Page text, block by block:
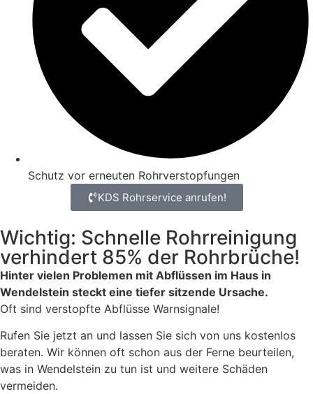
Schutz vor erneuten Rohrverstopfungen
KDS Rohrservice anrufen!
Wichtig: Schnelle Rohrreinigung
verhindert 85% der Rohrbrüche!
Hinter vielen Problemen mit Abflüssen im Haus in
Wendelstein steckt eine tiefer sitzende Ursache.
Oft sind verstopfte Abflüsse Warnsignale!
Rufen Sie jetzt an und lassen Sie sich von uns kostenlos
beraten. Wir können oft schon aus der Ferne beurteilen,
was in Wendelstein zu tun ist und weitere Schäden
vermeiden.